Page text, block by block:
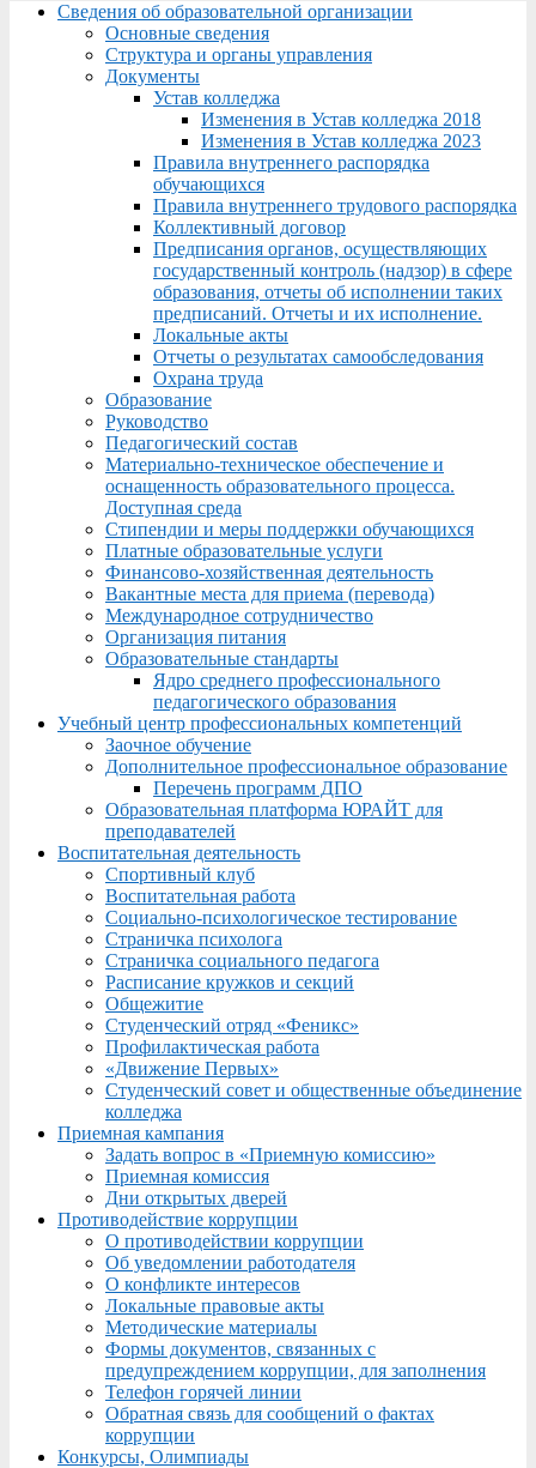
Menu
Сведения об образовательной организации
Основные сведения
Структура и органы управления
Документы
Устав колледжа
Изменения в Устав колледжа 2018
Изменения в Устав колледжа 2023
Правила внутреннего распорядка
обучающихся
Правила внутреннего трудового распорядка
Коллективный договор
Предписания органов, осуществляющих
государственный контроль (надзор) в сфере
образования, отчеты об исполнении таких
предписаний. Отчеты и их исполнение.
Локальные акты
Отчеты о результатах самообследования
Охрана труда
Образование
Руководство
Педагогический состав
Материально-техническое обеспечение и
оснащенность образовательного процесса.
Доступная среда
Стипендии и меры поддержки обучающихся
Платные образовательные услуги
Финансово-хозяйственная деятельность
Вакантные места для приема (перевода)
Международное сотрудничество
Организация питания
Образовательные стандарты
Ядро среднего профессионального
педагогического образования
Учебный центр профессиональных компетенций
Заочное обучение
Дополнительное профессиональное образование
Перечень программ ДПО
Образовательная платформа ЮРАЙТ для
преподавателей
Воспитательная деятельность
Спортивный клуб
Воспитательная работа
Социально-психологическое тестирование
Страничка психолога
Страничка социального педагога
Расписание кружков и секций
Общежитие
Студенческий отряд «Феникс»
Профилактическая работа
«Движение Первых»
Студенческий совет и общественные объединение
колледжа
Приемная кампания
Задать вопрос в «Приемную комиссию»
Приемная комиссия
Дни открытых дверей
Противодействие коррупции
О противодействии коррупции
Об уведомлении работодателя
О конфликте интересов
Локальные правовые акты
Методические материалы
Формы документов, связанных с
предупреждением коррупции, для заполнения
Телефон горячей линии
Обратная связь для сообщений о фактах
коррупции
Конкурсы, Олимпиады